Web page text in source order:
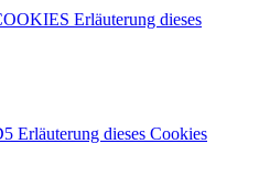
Erläuterung dieses
Erläuterung dieses Cookies